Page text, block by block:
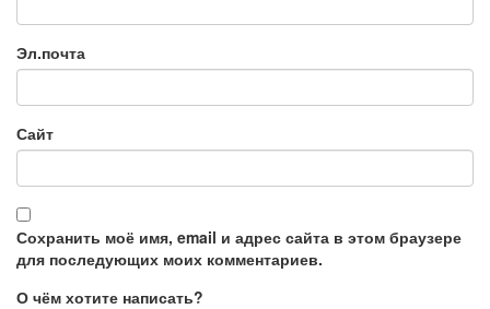
Эл.почта
Сайт
Сохранить моё имя, email и адрес сайта в этом браузере
для последующих моих комментариев.
О чём хотите написать?